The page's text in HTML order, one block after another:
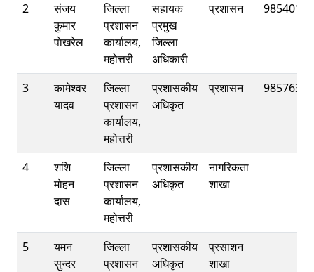
2
संजय
कुमार
पाेखरेल
जिल्ला
प्रशासन
कार्यालय,
महोत्तरी
सहायक
प्रमुख
जिल्ला
अधिकारी
प्रशासन
3
कामेश्वर
यादव
जिल्ला
प्रशासन
कार्यालय,
महोत्तरी
प्रशासकीय
अधिकृत
प्रशासन
4
शशि
मोहन
दास
जिल्ला
प्रशासन
कार्यालय,
महोत्तरी
प्रशासकीय
अधिकृत
नागरिकता
शाखा
5
यमन
सुन्दर
जिल्ला
प्रशासन
प्रशासकीय
अधिकृत
प्रसाशन
शाखा